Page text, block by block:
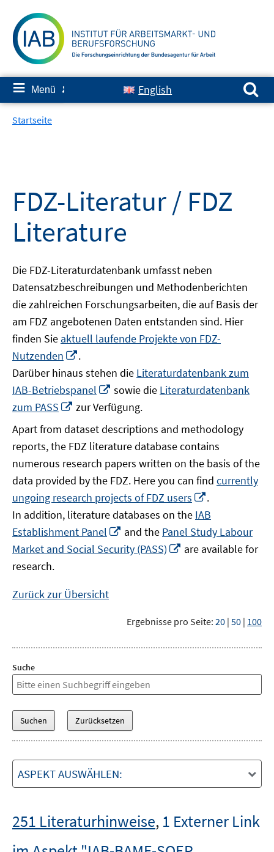
zum
Inhalt
≡ Menü ✘ English
Suchen nach:
Startseite
FDZ-Literatur / FDZ
Literature
Die FDZ-Literaturdatenbank umfasst neben
Datensatzbeschreibungen und Methodenberichten
die zahlreichen Forschungsarbeiten, die auf Basis der
am FDZ angebotenen Daten entstanden sind. Hier
finden Sie aktuell laufende Projekte von FDZ-
Nutzenden
neuem
Fenster
öffnen
.
Darüber hinaus stehen die Literaturdatenbank zum
IAB-Betriebspanel
In
neuem
Fenster
öffnen
sowie die Literaturdatenbank
zum PASS
In
Fenster
öffnen
zur Verfügung.
Apart from dataset descriptions and methodology
reports, the FDZ literature database contains
numerous research papers written on the basis of the
data provided by the FDZ. Here you can find currently
ungoing research projects of FDZ users
neuem
Fenster
öffnen
.
In addition, literature databases on the IAB
Establishment Panel
In
neuem
Fenster
and the Panel Study Labour
Market and Social Security (PASS)
In
are available for
research.
Zurück zur Übersicht
Ergebnisse pro Seite: 20 | 50 | 100
Suche
ASPEKT AUSWÄHLEN:
251 Literaturhinweise, 1 Externer Link